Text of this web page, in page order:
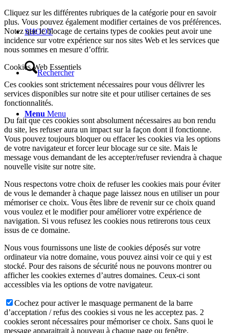
SHOOT
Rechercher
Menu Menu
Cliquez sur les différentes rubriques de la catégorie pour en savoir
plus. Vous pouvez également modifier certaines de vos préférences.
Notez que le blocage de certains types de cookies peut avoir une
incidence sur votre expérience sur nos sites Web et les services que
nous sommes en mesure d’offrir.
Cookies Web Essentiels
Ces cookies sont strictement nécessaires pour vous délivrer les
services disponibles sur notre site et pour utiliser certaines de ses
fonctionnalités.
Du fait que ces cookies sont absolument nécessaires au bon rendu
du site, les refuser aura un impact sur la façon dont il fonctionne.
Vous pouvez toujours bloquer ou effacer les cookies via les options
de votre navigateur et forcer leur blocage sur ce site. Mais le
message vous demandant de les accepter/refuser reviendra à chaque
nouvelle visite sur notre site.
Nous respectons votre choix de refuser les cookies mais pour éviter
de vous le demander à chaque page laissez nous en utiliser un pour
mémoriser ce choix. Vous êtes libre de revenir sur ce choix quand
vous voulez et le modifier pour améliorer votre expérience de
navigation. Si vous refusez les cookies nous retirerons tous ceux
issus de ce domaine.
Nous vous fournissons une liste de cookies déposés sur votre
ordinateur via notre domaine, vous pouvez ainsi voir ce qui y est
stocké. Pour des raisons de sécurité nous ne pouvons montrer ou
afficher les cookies externes d’autres domaines. Ceux-ci sont
accessibles via les options de votre navigateur.
Cochez pour activer le masquage permanent de la barre
d’acceptation / refus des cookies si vous ne les acceptez pas. 2
cookies seront nécessaires pour mémoriser ce choix. Sans quoi le
message apparaitrait à nouveau à chaque page ou fenêtre.